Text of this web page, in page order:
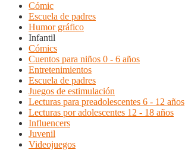
Cómic
Escuela de padres
Humor gráfico
Infantil
Cómics
Cuentos para niños 0 - 6 años
Entretenimientos
Escuela de padres
Juegos de estimulación
Lecturas para preadolescentes 6 - 12 años
Lecturas por adolescentes 12 - 18 años
Influencers
Juvenil
Videojuegos